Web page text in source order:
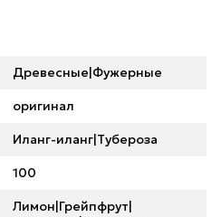
Древесные|Фужерные
оригинал
Иланг-иланг|Тубероза
100
Лимон|Грейпфрут|